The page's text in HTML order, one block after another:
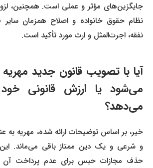
جایگزین‌های مؤثر و عملی است. همچنین، لزوم
نظام حقوق خانواده و اصلاح همزمان سایر
نفقه، اجرت‌المثل و ارث مورد تأکید است.
آیا با تصویب قانون جدید مهریه
می‌شود یا ارزش قانونی
می‌دهد؟
خیر، بر اساس توضیحات ارائه شده، مهریه به
و شرعی و یک دین ممتاز باقی می‌ماند. این
حذف مجازات حبس برای عدم پرداخت آن